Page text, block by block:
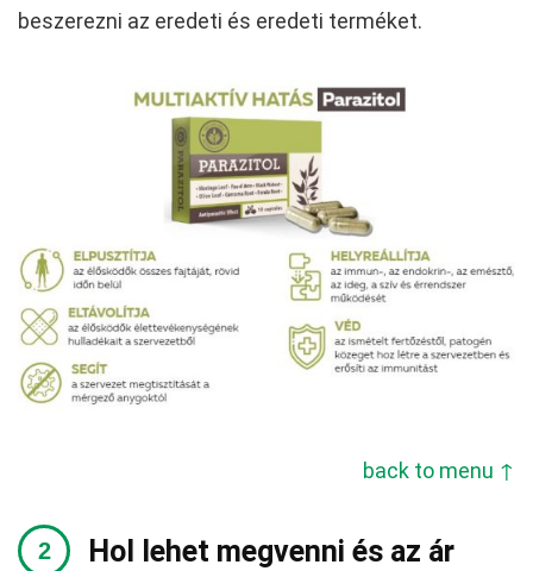
beszerezni az eredeti és eredeti terméket.
back to menu ↑
Hol lehet megvenni és az ár